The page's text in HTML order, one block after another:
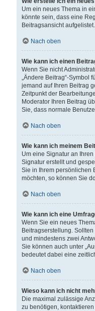
Um ein neues Thema in
könnte sein, dass eine
Beitragsansicht
Nach oben
Wie kann ich einen
Wenn Sie nicht
„Ändere Beitrag“-Symbol
jemand auf Ihren Beitrag
Zeitpunkt der
Moderator Ihren Beitrag
Sie, dass normale
Nach oben
Wie kann ich meinem
Um eine Signatur an
Signatur erstellt und
Sie in Ihrem persönlichen
möchten, so können Sie
Nach oben
Wie kann ich eine
Wenn Sie ein neues
Beitragserstellung.
und mindestens zwei
Sie können auch unter
bedeutet dabei eine
Nach oben
Wieso kann ich nicht
Die maximal zulässige
zu benötigen,